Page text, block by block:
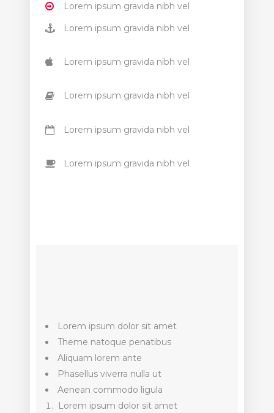
Lorem ipsum gravida nibh vel
Lorem ipsum gravida nibh vel
Lorem ipsum gravida nibh vel
Lorem ipsum gravida nibh vel
Lorem ipsum gravida nibh vel
Lorem ipsum gravida nibh vel
Lorem ipsum dolor sit amet
Theme natoque penatibus
Aliquam lorem ante
Phasellus viverra nulla ut
Aenean commodo ligula
Lorem ipsum dolor sit amet